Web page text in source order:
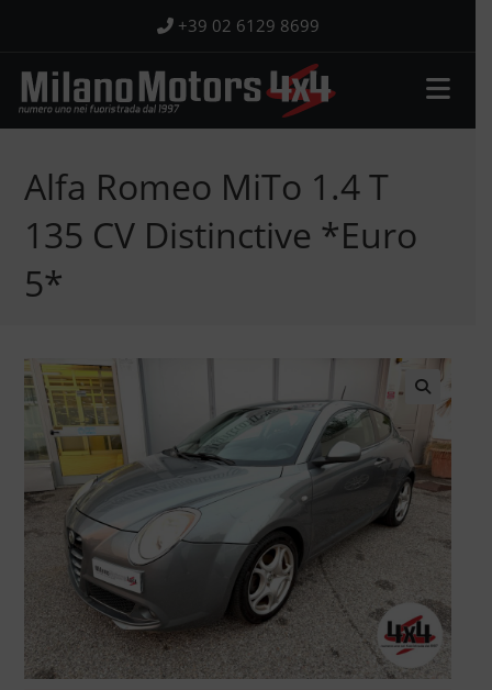
contenuto
+39 02 6129 8699
Alfa Romeo MiTo 1.4 T
135 CV Distinctive *Euro
5*